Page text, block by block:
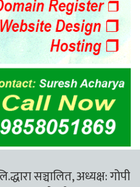
सञ्चालित, अध्यक्ष: गोपी